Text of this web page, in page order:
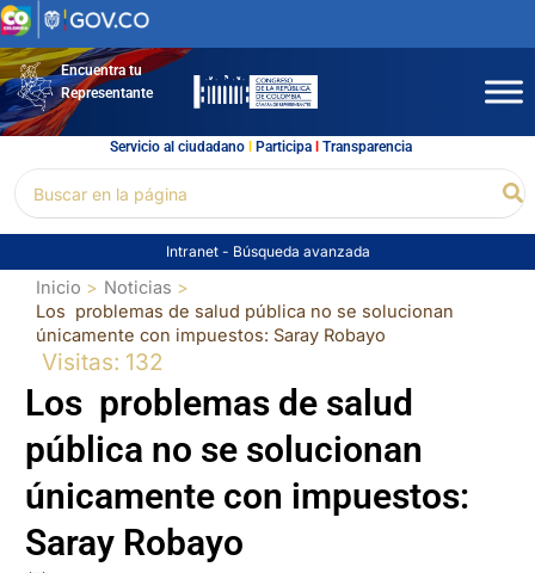
Ir
al
contenidoEncuentra tu
Representante
Servicio al ciudadano l Participal Transparencia
por:
Intranet - Búsqueda avanzada
Inicio
Noticias
Los problemas de salud pública no se solucionan
únicamente con impuestos: Saray Robayo
Visitas: 132
Los problemas de salud
pública no se solucionan
únicamente con impuestos:
Saray Robayo